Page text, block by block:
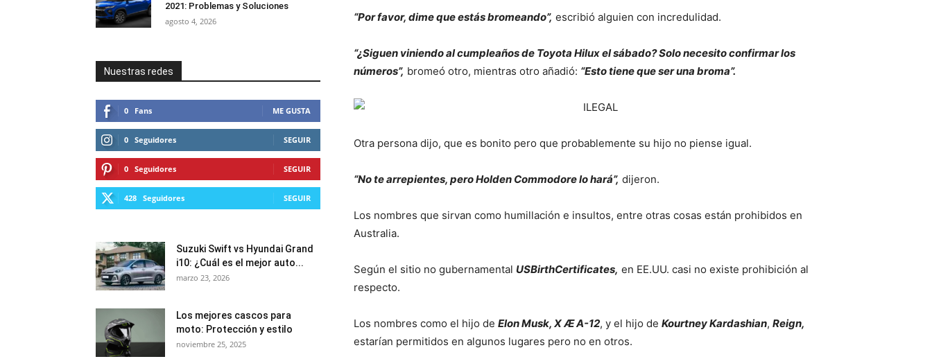
“Por favor, dime que estás bromeando”, escribió alguien con incredulidad.
“¿Siguen viniendo al cumpleaños de Toyota Hilux el sábado? Solo necesito confirmar los
números”, bromeó otro, mientras otro añadió: “Esto tiene que ser una broma”.
Otra persona dijo, que es bonito pero que probablemente su hijo no piense igual.
“No te arrepientes, pero Holden Commodore lo hará”, dijeron.
Los nombres que sirvan como humillación e insultos, entre otras cosas están prohibidos en
Australia.
Según el sitio no gubernamental USBirthCertificates, en EE.UU. casi no existe prohibición al
respecto.
Los nombres como el hijo de Elon Musk, X Æ A-12, y el hijo de Kourtney Kardashian, Reign,
estarían permitidos en algunos lugares pero no en otros.
2021: Problemas y Soluciones
agosto 4, 2026
Nuestras redes
0 Fans ME GUSTA
0 Seguidores SEGUIR
0 Seguidores SEGUIR
428 Seguidores SEGUIR
Suzuki Swift vs Hyundai Grand
i10: ¿Cuál es el mejor auto...
marzo 23, 2026
Los mejores cascos para
moto: Protección y estilo
noviembre 25, 2025